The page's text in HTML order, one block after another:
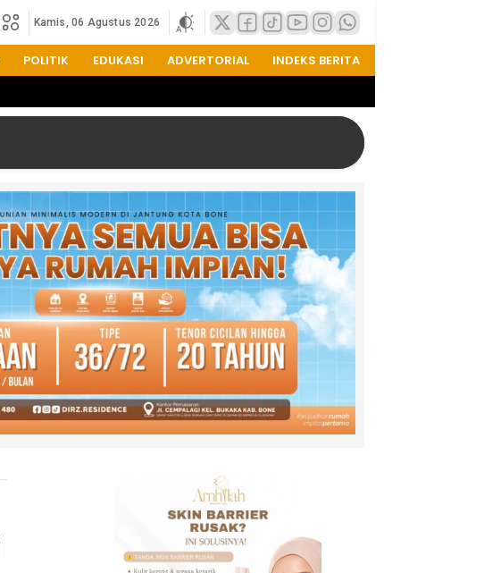
Kamis, 06 Agustus 2026
POLITIK EDUKASI ADVERTORIAL
INDEKS BERITA